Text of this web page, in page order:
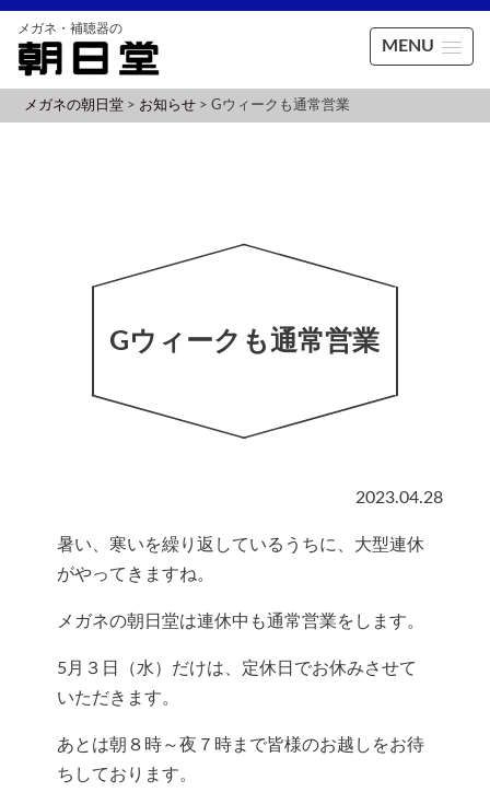
MENU
メガネの朝日堂 > お知らせ >Gウィークも通常営業
Gウィークも通常営業
2023.04.28
暑い、寒いを繰り返しているうちに、大型連休
がやってきますね。
メガネの朝日堂は連休中も通常営業をします。
5月３日（水）だけは、定休日でお休みさせて
いただきます。
あとは朝８時～夜７時まで皆様のお越しをお待
ちしております。